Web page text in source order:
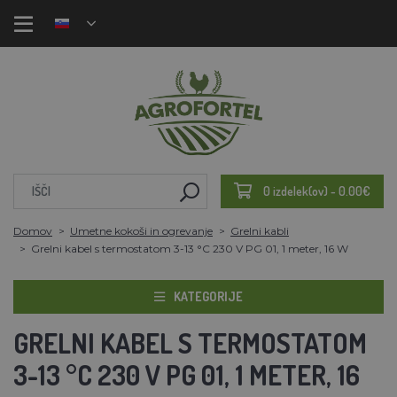
0 izdelek(ov) - 0.00€
Domov Umetne kokoši in ogrevanje
Grelni kabli
Grelni kabel s termostatom 3-13 °C 230 V PG 01, 1 meter, 16 W
KATEGORIJE
GRELNI KABEL S TERMOSTATOM
3-13 °C 230 V PG 01, 1 METER, 16